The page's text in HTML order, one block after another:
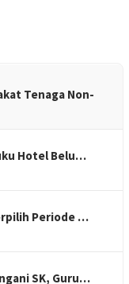
Tenaga Non-
Hotel Belu…
Periode …
SK, Guru…